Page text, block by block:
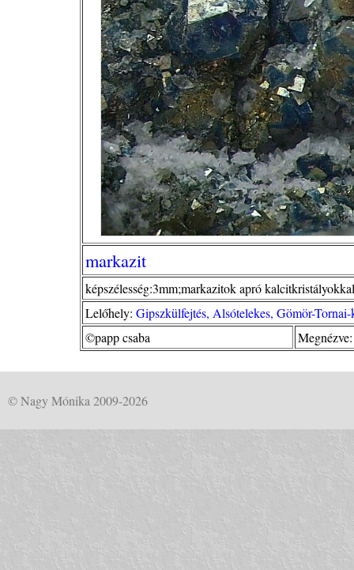
markazit
képszélesség:3mm;markazitok apró
Lelőhely: Gipszkülfejtés, Alsótelekes, Gömör-Tornai-
©papp csaba
© Nagy Mónika 2009-2026